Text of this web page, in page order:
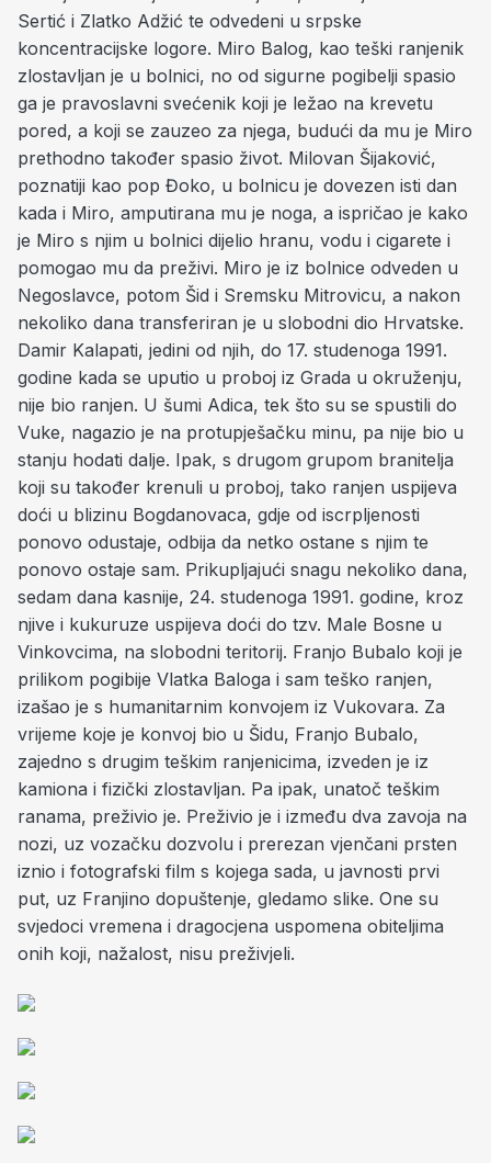
Sertić i Zlatko Adžić te odvedeni u srpske
koncentracijske logore. Miro Balog, kao teški ranjenik
zlostavljan je u bolnici, no od sigurne pogibelji spasio
ga je pravoslavni svećenik koji je ležao na krevetu
pored, a koji se zauzeo za njega, budući da mu je Miro
prethodno također spasio život. Milovan Šijaković,
poznatiji kao pop Đoko, u bolnicu je dovezen isti dan
kada i Miro, amputirana mu je noga, a ispričao je kako
je Miro s njim u bolnici dijelio hranu, vodu i cigarete i
pomogao mu da preživi. Miro je iz bolnice odveden u
Negoslavce, potom Šid i Sremsku Mitrovicu, a nakon
nekoliko dana transferiran je u slobodni dio Hrvatske.
Damir Kalapati, jedini od njih, do 17. studenoga 1991.
godine kada se uputio u proboj iz Grada u okruženju,
nije bio ranjen. U šumi Adica, tek što su se spustili do
Vuke, nagazio je na protupješačku minu, pa nije bio u
stanju hodati dalje. Ipak, s drugom grupom branitelja
koji su također krenuli u proboj, tako ranjen uspijeva
doći u blizinu Bogdanovaca, gdje od iscrpljenosti
ponovo odustaje, odbija da netko ostane s njim te
ponovo ostaje sam. Prikupljajući snagu nekoliko dana,
sedam dana kasnije, 24. studenoga 1991. godine, kroz
njive i kukuruze uspijeva doći do tzv. Male Bosne u
Vinkovcima, na slobodni teritorij. Franjo Bubalo koji je
prilikom pogibije Vlatka Baloga i sam teško ranjen,
izašao je s humanitarnim konvojem iz Vukovara. Za
vrijeme koje je konvoj bio u Šidu, Franjo Bubalo,
zajedno s drugim teškim ranjenicima, izveden je iz
kamiona i fizički zlostavljan. Pa ipak, unatoč teškim
ranama, preživio je. Preživio je i između dva zavoja na
nozi, uz vozačku dozvolu i prerezan vjenčani prsten
iznio i fotografski film s kojega sada, u javnosti prvi
put, uz Franjino dopuštenje, gledamo slike. One su
svjedoci vremena i dragocjena uspomena obiteljima
onih koji, nažalost, nisu preživjeli.